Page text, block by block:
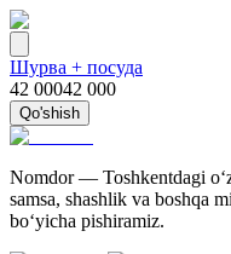
Шурва + посуда
42 00042 000
Qo'shish
Nomdor — Toshkentdagi
samsa, shashlik va boshqa
bo‘yicha pishiramiz.